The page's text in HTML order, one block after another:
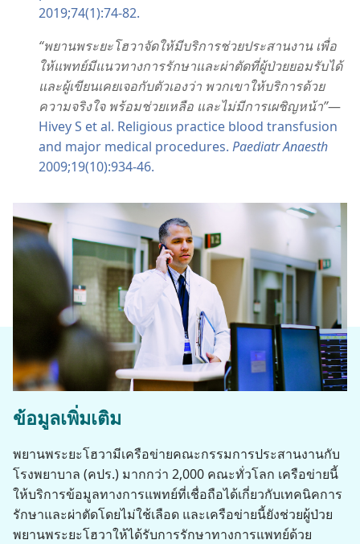
2019;74(1):74-82.
“พยาน​พระ​ยะโฮวา​จัด​ให้​มี​บริการ​ช่วย​ประสาน​งาน เพื่อ​
ให้​แพทย์​มี​แนว​ทาง​การ​รักษา​และ​ผ่าตัด​ที่​ผู้​ป่วย​ยอม​รับ​ได้
และ​ผู้​เขียน​เคย​เจอ​กับ​ตัว​เอง​ว่า พวก​เขา​ให้​บริการ​ด้วย​
ความ​จริง​ใจ พร้อม​ช่วยเหลือ และ​ไม่​มี​การ​เผชิญ​หน้า”—
Hivey S et al. Religious practice blood transfusion
and major medical procedures. Paediatr Anaesth
2009;19(10):934-46.
ข้อมูล​เพิ่ม​เติม
พยาน​พระ​ยะโฮวา​มี​เครือข่าย​คณะ​กรรมการ​ประสาน​งาน​กับ​
โรง​พยาบาล (คปร.) มาก​กว่า 2,000 คณะ​ทั่ว​โลก เครือข่าย​นี้​
ให้​บริการ​ข้อมูล​ทาง​การ​แพทย์​ที่​เชื่อถือ​ได้​เกี่ยว​กับ​เทคนิค​การ​
รักษา​และ​ผ่าตัด​โดย​ไม่​ใช้​เลือด และ​เครือข่าย​นี้​ยัง​ช่วย​ผู้​ป่วย​
พยาน​พระ​ยะโฮวา​ให้​ได้​รับ​การ​รักษา​ทาง​การ​แพทย์​ด้วย